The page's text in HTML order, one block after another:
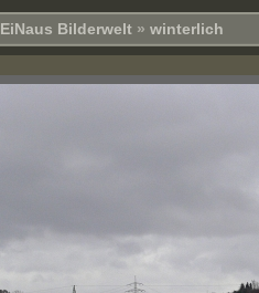
EiNaus Bilderwelt » winterlich